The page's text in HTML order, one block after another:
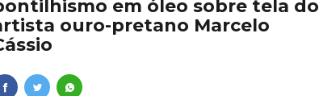
em óleo sobre tela do
ouro-pretano Marcelo